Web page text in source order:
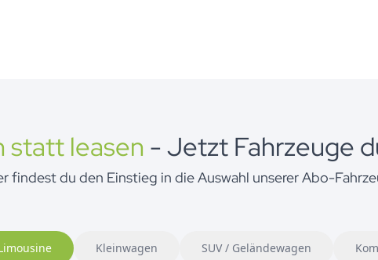
statt leasen -Jetzt Fahrzeuge
findest du den Einstieg in die Auswahl unserer Abo-
Kleinwagen SUV / Geländewagen